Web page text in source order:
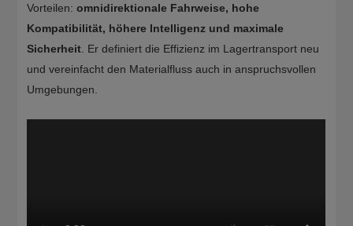
Vorteilen:omnidirektionale Fahrweise, hohe
Kompatibilität, höhere Intelligenz und maximale
Sicherheit . Er definiert die Effizienz im Lagertransport neu
und vereinfacht den Materialfluss auch in anspruchsvollen
Umgebungen.